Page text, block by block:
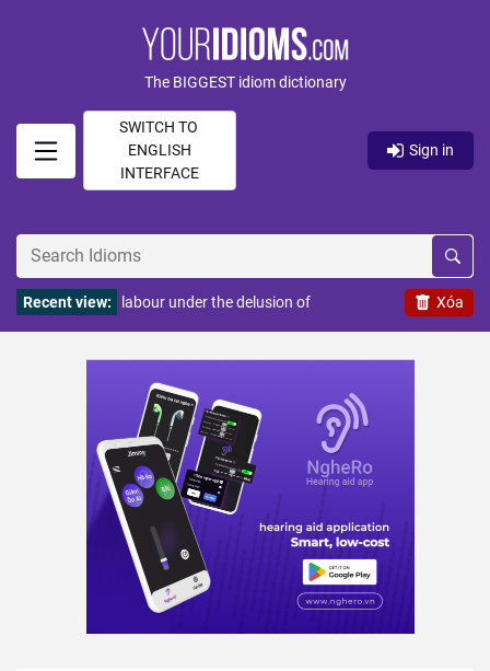
The BIGGEST idiom dictionary
SWITCH TO
ENGLISH
INTERFACE
Sign in
Xóa
Recent view: labour under the delusion of